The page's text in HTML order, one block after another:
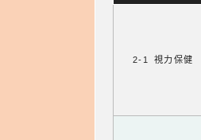
2-1 視力保健